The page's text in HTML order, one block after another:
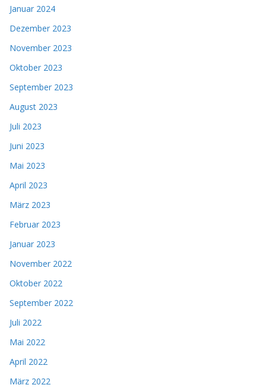
Januar 2024
Dezember 2023
November 2023
Oktober 2023
September 2023
August 2023
Juli 2023
Juni 2023
Mai 2023
April 2023
März 2023
Februar 2023
Januar 2023
November 2022
Oktober 2022
September 2022
Juli 2022
Mai 2022
April 2022
März 2022